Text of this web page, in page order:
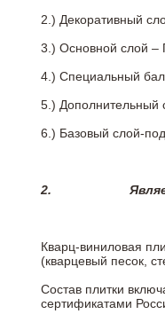
2.) Декоративный
3.) Основной слой –
4.) Специальный
5.) Дополнительный
6.) Базовый слой-
2.
Кварц-виниловая
(кварцевый песок,
Состав плитки
сертификатами